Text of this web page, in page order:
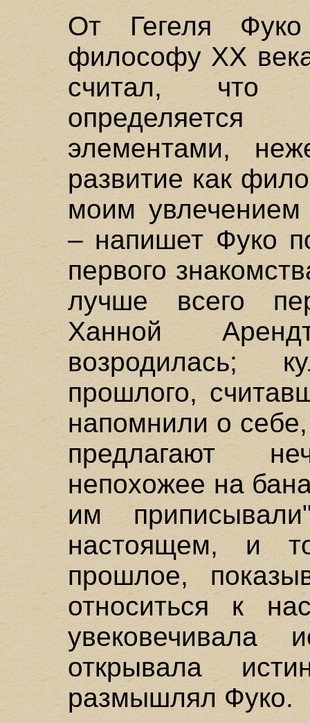
От Гегеля
философу XX
считал, что
элементами,
развитие как
моим увлечением
– напишет Фуко
первого
лучше всего
Ханной
возродилась;
прошлого,
напомнили о
предлагают
непохожее на
им
настоящем, и
прошлое,
относиться к
увековечивала
открывала
размышлял Фуко.